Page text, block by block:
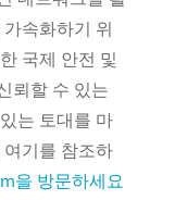
속화하기 위
국제 안전 및
뢰할 수 있는
는 토대를 마
기를 참조하
을 방문하세요